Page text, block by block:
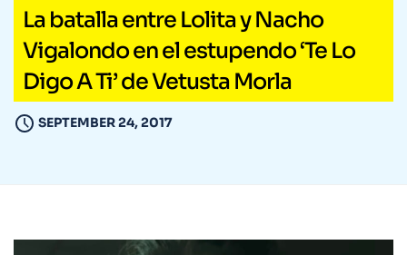
La batalla entre Lolita y Nacho
Vigalondo en el estupendo ‘Te Lo
Digo A Ti’ de Vetusta Morla
SEPTEMBER 24, 2017